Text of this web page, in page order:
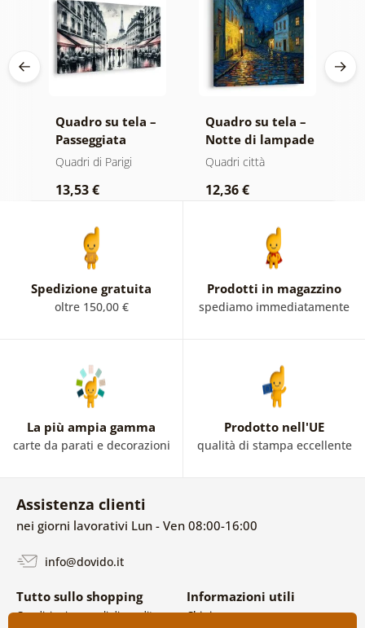
Quadro su tela –
Passeggiata
serale a Parigi
Quadri di Parigi
13,53 €
Quadro su tela –
Notte di lampade
luminose
Quadri città
12,36 €
Spedizione gratuita
oltre 150,00 €
Prodotti in magazzino
spediamo immediatamente
La più ampia gamma
carte da parati e decorazioni
Prodotto nell'UE
qualità di stampa eccellente
Assistenza clienti
nei giorni lavorativi Lun - Ven 08:00-16:00
info@dovido.it
Tutto sullo shopping
Condizioni generali di vendita e
Informazioni utili
Chi siamo